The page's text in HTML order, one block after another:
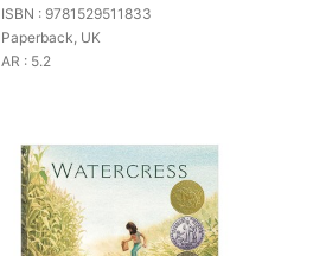
ISBN : 9781529511833
Paperback, UK
AR : 5.2